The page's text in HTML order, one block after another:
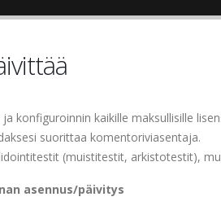
konfiguroinnin kaikille maksullisille
suorittaa komentoriviasentaja.
(muistitestit, arkistotestit),
asennus/päivitys